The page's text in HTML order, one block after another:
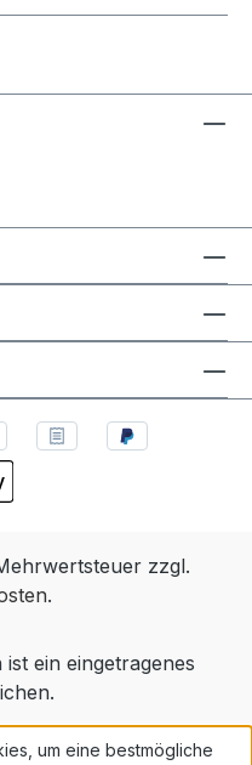
zzgl.
.
ein eingetragenes
um eine bestmögliche